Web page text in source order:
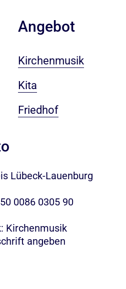
Angebot
Kirchenmusik
Kita
Friedhof
Lübeck-Lauenburg
0086 0305 90
Kirchenmusik
angeben